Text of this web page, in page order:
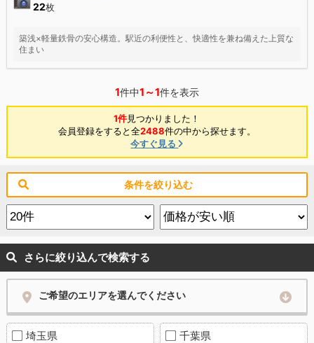
22枚
築浅×軽量鉄骨の安心構造。駅近の利便性と、快適性を兼ね備えた上質な
住まい
1件中1～1件を表示
1件見つかりました！
会員登録をすると全2488件の中から探せます。
今すぐ見る
条件を絞り込む
さらに絞り込んで検索する
ご希望のエリアを選んでください
埼玉県 千葉県